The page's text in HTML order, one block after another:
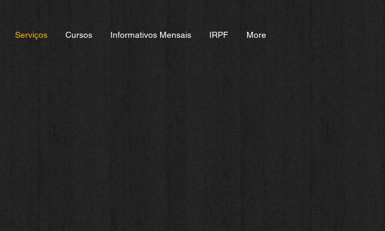
Serviços Cursos Informativos Mensais IRPF More